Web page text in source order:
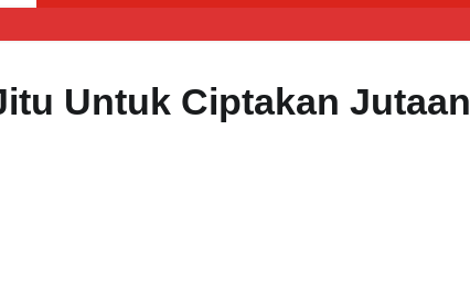
Untuk Ciptakan Jutaan